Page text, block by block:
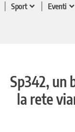
Sport
Eventi
Sp342, un
la rete